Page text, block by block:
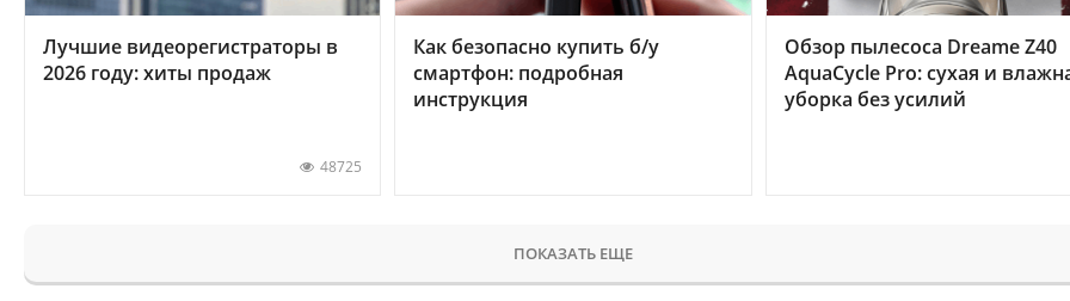
Лучшие видеорегистраторы в
2026 году: хиты продаж
48725
Как безопасно купить б/у
смартфон: подробная
инструкция
Обзор пылесоса Dreame Z40
AquaCycle Pro: сухая и
уборка без усилий
ПОКАЗАТЬ ЕЩЕ